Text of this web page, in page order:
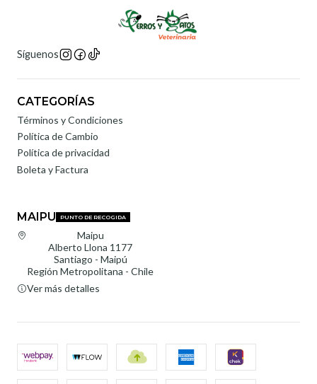
Síguenos
CATEGORÍAS
Términos y Condiciones
Política de Cambio
Política de privacidad
Boleta y Factura
MAIPU PUNTO DE RECOGIDA
Maipu
Alberto Llona 1177
Santiago - Maipú
Región Metropolitana - Chile
Ver más detalles